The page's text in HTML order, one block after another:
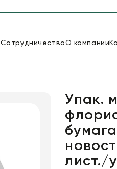
СотрудничествоО компании
Пленка
19
Упак.
лист./